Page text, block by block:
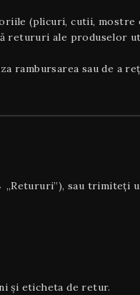
(plicuri, cutii, mostre
ale produselor
rambursarea sau de a
„Retururi”), sau trimiteți
și eticheta de retur.